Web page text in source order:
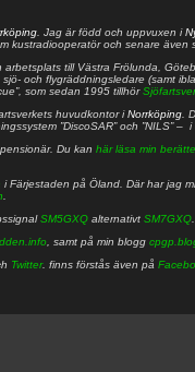
. Jag är född och uppvuxen i
kustradiooperatör och senare även
till Västra Frölunda,
och flygräddningsledare (samt
som sedan 1995 tillhör
huvudkontor iNorrköping .
”DiscoSAR” och ”NILS” –
Du kan här läsa min
i Färjestaden på Öland. Där har jag
SM5GXQ alternativt SM7GXQ
, samt på min blogg
Twitter. finns förstås även på